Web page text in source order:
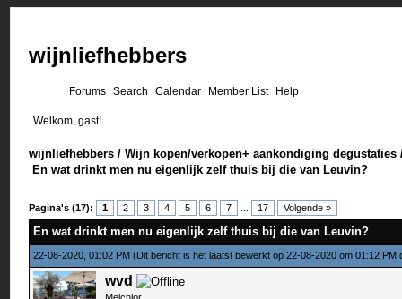
wijnliefhebbers
Forums Search Calendar Member List Help
Welkom, gast!
wijnliefhebbers /Wijn kopen/verkopen+ aankondiging degustaties
En wat drinkt men nu eigenlijk zelf thuis bij die van Leuvin?
Pagina's (17): 1 2 3 4 5 6 7 17 Volgende »
En wat drinkt men nu eigenlijk zelf thuis bij die van Leuvin?
22-08-2020, 01:02 PM(Dit bericht is het laatst bewerkt op 22-08-2020 om 01:12 PM
wvd